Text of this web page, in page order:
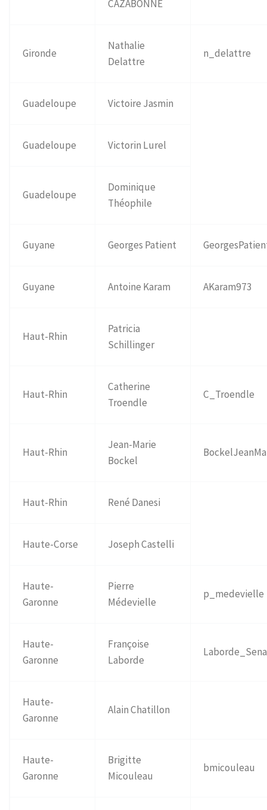
CAZABONNE
Gironde
Nathalie
Delattre
n_delattre
Guadeloupe Victoire Jasmin
Guadeloupe Victorin Lurel
Guadeloupe
Dominique
Théophile
Guyane Georges Patient
Guyane Antoine Karam AKaram973
Haut-Rhin
Patricia
Schillinger
Haut-Rhin
Catherine
Troendle
C_Troendle
Haut-Rhin
Jean-Marie
Bockel
Haut-Rhin René Danesi
Haute-Corse Joseph Castelli
Haute-
Garonne
Pierre
Médevielle
p_medevielle
Haute-
Garonne
Françoise
Laborde
Haute-
Garonne
Alain Chatillon
Haute-
Garonne
Brigitte
Micouleau
bmicouleau